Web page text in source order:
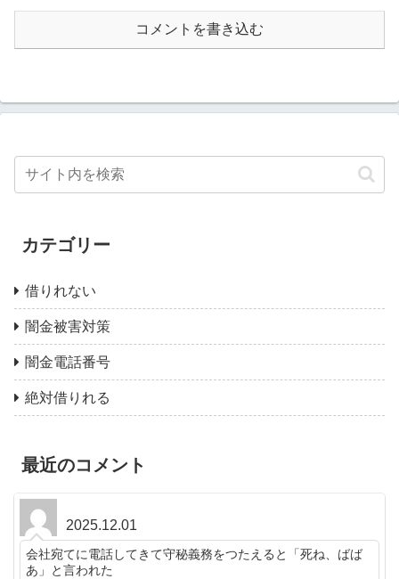
コメントを書き込む
カテゴリー
借りれない
闇金被害対策
闇金電話番号
絶対借りれる
最近のコメント
2025.12.01
会社宛てに電話してきて守秘義務をつたえると「死ね、ばば
あ」と言われた